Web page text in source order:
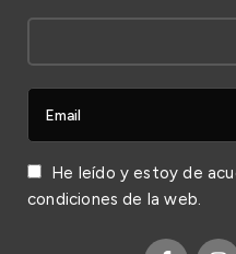
He leído y estoy de
condiciones de la web.